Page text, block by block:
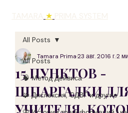
★
All Posts
🧠 Метод Дейвиса
🧩 Дислексия, СДВГ и другие
All Posts
15 ПУНКТОВ -
ШПАРГАЛКИ
УЧИТЕЛЯ,
Tamara Prima23 авг. 2016 г.2